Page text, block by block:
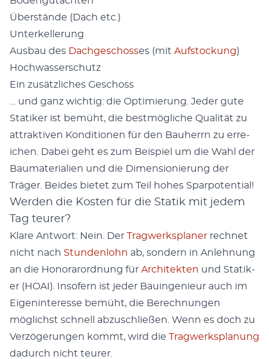
Über­stände (Dach etc.)
Unterkellerung
Aus­bau des Dachgeschosses (mit Auf­s­tock­ung)
Hochwasser­schutz
Ein zusät­zlich­es Geschoss
… und ganz wichtig: die Opti­mierung. Jed­er gute
Sta­tik­er ist bemüht, die best­mögliche Qual­ität zu
attrak­tiv­en Kon­di­tio­nen für den Bauher­rn zu erre­
ichen. Dabei geht es zum Beispiel um die Wahl der
Bau­ma­te­ri­alien und die Dimen­sion­ierung der
Träger. Bei­des bietet zum Teil hohes Spar­po­ten­tial!
Werden die Kosten für die Statik mit jedem
Tag teurer?
Klare Antwort: Nein. Der Trag­w­erk­s­plan­er rech­net
nicht nach Stun­den­lohn ab, son­dern in Anlehnung
an die Hon­o­rarord­nung für Architek­ten und Sta­tik­
er (HOAI). Insofern ist jed­er Bauin­ge­nieur auch im
Eigen­in­ter­esse bemüht, die Berech­nun­gen
möglichst schnell abzuschließen. Wenn es doch zu
Verzögerun­gen kommt, wird die Trag­w­erk­s­pla­nung
dadurch nicht teur­er.